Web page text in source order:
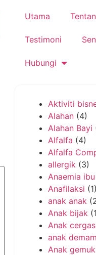
Utama
Testimoni
Hubungi
Aktiviti
Alahan (4)
Alahan Bayi
Alfalfa (4)
Alfalfa
allergik (3)
Anaemia
Anafilaksi (1)
anak anak
Anak bijak
Anak cergas
anak demam
Anak gemuk